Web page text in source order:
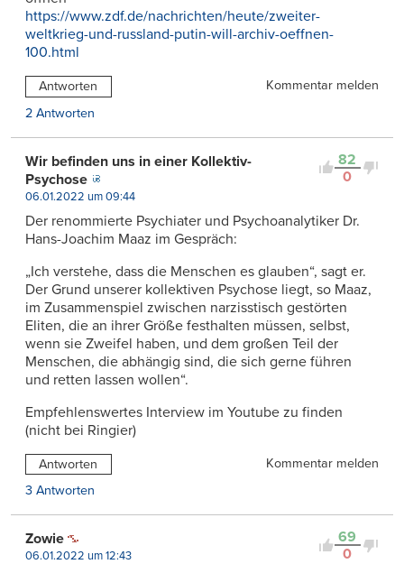
https://www.zdf.de/nachrichten/heute/zweiter-
weltkrieg-und-russland-putin-will-archiv-oeffnen-
100.html
Antworten
Kommentar melden
2 Antworten
82
0
Wir befinden uns in einer Kollektiv-
Psychose
06.01.2022 um 09:44
Der renommierte Psychiater und Psychoanalytiker Dr.
Hans-Joachim Maaz im Gespräch:
„Ich verstehe, dass die Menschen es glauben“, sagt er.
Der Grund unserer kollektiven Psychose liegt, so Maaz,
im Zusammenspiel zwischen narzisstisch gestörten
Eliten, die an ihrer Größe festhalten müssen, selbst,
wenn sie Zweifel haben, und dem großen Teil der
Menschen, die abhängig sind, die sich gerne führen
und retten lassen wollen“.
Empfehlenswertes Interview im Youtube zu finden
(nicht bei Ringier)
Antworten
Kommentar melden
3 Antworten
69
0
Zowie
06.01.2022 um 12:43